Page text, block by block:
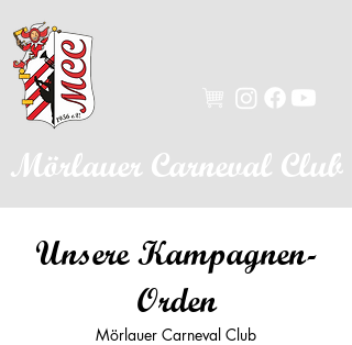
Mörlauer Carneval Club
Unsere Kampagnen-
Orden
Mörlauer Carneval Club